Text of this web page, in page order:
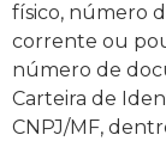
físico, número
corrente ou
número de
Carteira de
CNPJ/MF,